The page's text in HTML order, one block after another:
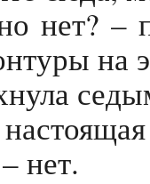
нет? –
на
нет.